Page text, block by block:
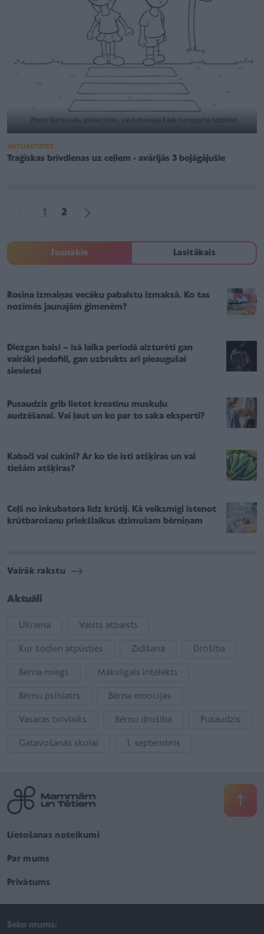
AKTUALITĀTES
Traģiskas brīvdienas uz ceļiem - avārijās 3 bojāgājušie
1 2
Jaunākie Lasītākais
Rosina izmaiņas vecāku pabalstu izmaksā. Ko tas
nozīmēs jaunajām ģimenēm?
Diezgan baisi – īsā laika periodā aizturēti gan
vairāki pedofili, gan uzbrukts arī pieaugušai
sievietei
Pusaudzis grib lietot kreatīnu muskuļu
audzēšanai. Vai ļaut un ko par to saka eksperti?
Kabači vai cukini? Ar ko tie īsti atšķiras un vai
tiešām atšķiras?
Ceļš no inkubatora līdz krūtij. Kā veiksmīgi īstenot
krūtbarošanu priekšlaikus dzimušam bērniņam
Vairāk rakstu
Aktuāli
Ukraina Valsts atbalsts
Kur šodien atpūsties Zīdīšana Drošība
Bērna miegs Mākslīgais intelekts
Bērnu psihiatrs Bērna emocijas
Vasaras brīvlaiks Bērnu drošība Pusaudzis
Gatavošanās skolai 1. septembris
Lietošanas noteikumi
Par mums
Privātums
Seko mums: